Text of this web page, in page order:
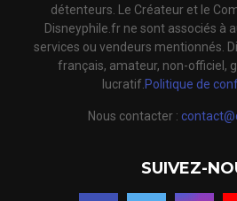
détenteurs. Le Créateur et le
Disneyphile.fr ne sont associés à
services ou vendeurs mentionnés.
français, amateur, non-officiel,
lucratif. Politique de
Nous contacter :
SUIVEZ-